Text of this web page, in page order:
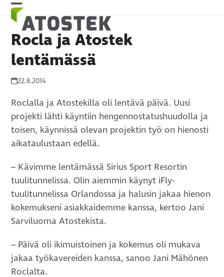
Skip
content
Open
mobile
menu
Close
mobile
menu
Rocla ja Atostek
lentämässä
22.8.2014
Roclalla ja Atostekilla oli lentävä päivä. Uusi
projekti lähti käyntiin hengennostatushuudolla ja
toisen, käynnissä olevan projektin työ on hienosti
aikataulustaan edellä.
– Kävimme lentämässä Sirius Sport Resortin
tuulitunnelissa. Olin aiemmin käynyt iFly-
tuulitunnelissa Orlandossa ja halusin jakaa hienon
kokemukseni asiakkaidemme kanssa, kertoo Jani
Sarviluoma Atostekista.
– Päivä oli ikimuistoinen ja kokemus oli mukava
jakaa työkavereiden kanssa, sanoo Jani Mähönen
Roclalta.